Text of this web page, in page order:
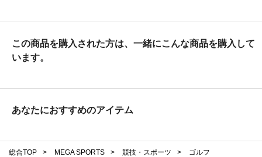
この商品を購入された方は、一緒にこんな商品を購入して
います。
あなたにおすすめのアイテム
総合TOP > MEGA SPORTS > 競技・スポーツ >
ゴルフ